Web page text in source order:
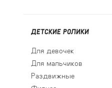
ДЕТСКИЕ РОЛИКИ
Для девочек
Для мальчиков
Раздвижные